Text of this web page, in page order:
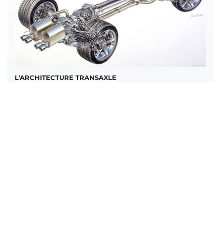
L'ARCHITECTURE TRANSAXLE